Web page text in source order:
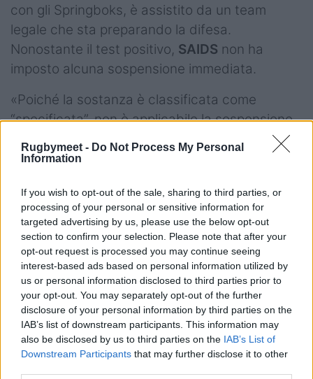
Rugbymeet - Do Not Process My Personal
Information
If you wish to opt-out of the sale, sharing to third parties, or
processing of your personal or sensitive information for
targeted advertising by us, please use the below opt-out
section to confirm your selection. Please note that after your
opt-out request is processed you may continue seeing
interest-based ads based on personal information utilized by
us or personal information disclosed to third parties prior to
your opt-out. You may separately opt-out of the further
disclosure of your personal information by third parties on the
IAB’s list of downstream participants. This information may
also be disclosed by us to third parties on the IAB’s List of
Downstream Participants that may further disclose it to other
con gli Springboks, è assistito da un team
legale che sta preparando la difesa.
Nonostante il test positivo, SAIDS non ha
imposto alcuna sospensione immediata.
«Poiché la sostanza è classificata come
“specificata”, non è applicabile la sospensione
provvisoria automatica. È diverso per le
sostanze non specificate, come gli steroidi,
spiegato il CEO di SAIDS, Khalid Galant.